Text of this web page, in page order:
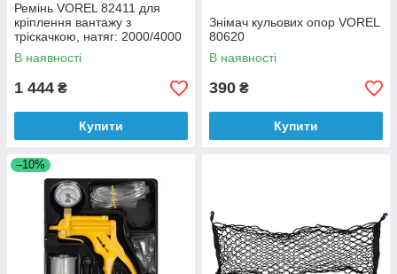
Ремінь VOREL 82411 для
кріплення вантажу з
тріскачкою, натяг: 2000/4000
daN, 10 м х 50 мм, 2 шт.
В наявності
1 444 ₴
Купити
Знімач кульових опор VOREL
80620
В наявності
390 ₴
Купити
–10%